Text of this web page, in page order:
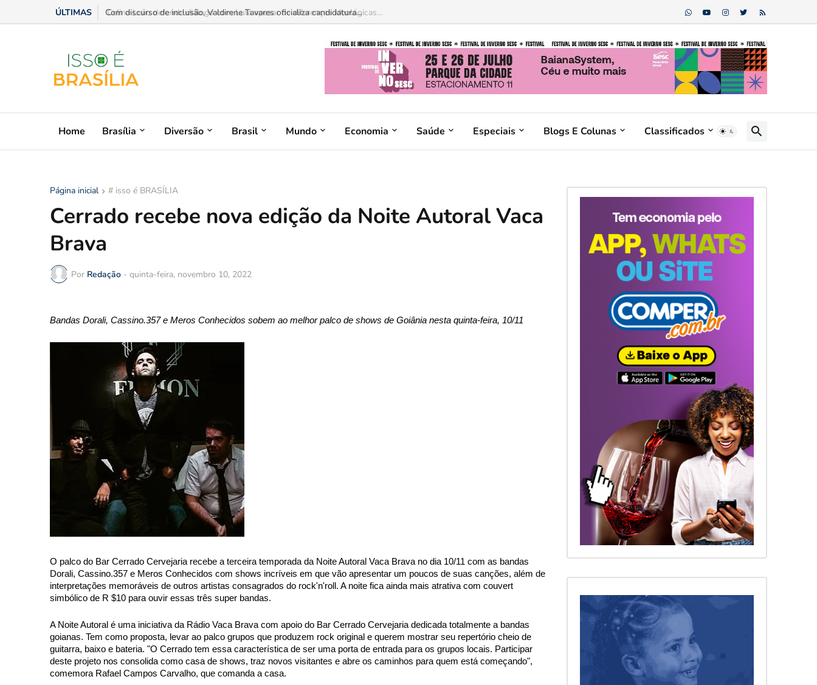
ÚLTIMAS Celina Leão defende diálogo com Lula apesar de diferenças ideológicas...
Home Brasília Diversão Brasil Mundo Economia Saúde Especiais Blogs E Colunas Classificados
Página inicial # isso é BRASÍLIA
Cerrado recebe nova edição da Noite Autoral Vaca
Brava
Por Redação - quinta-feira, novembro 10, 2022
Bandas Dorali, Cassino.357 e Meros Conhecidos sobem ao melhor palco de shows de Goiânia nesta quinta-feira, 10/11
O palco do Bar Cerrado Cervejaria recebe a terceira temporada da Noite Autoral Vaca Brava no dia 10/11 com as bandas
Dorali, Cassino.357 e Meros Conhecidos com shows incríveis em que vão apresentar um poucos de suas canções, além de
interpretações memoráveis de outros artistas consagrados do rock'n'roll. A noite fica ainda mais atrativa com couvert
simbólico de R $10 para ouvir essas três super bandas.
A Noite Autoral é uma iniciativa da Rádio Vaca Brava com apoio do Bar Cerrado Cervejaria dedicada totalmente a bandas
goianas. Tem como proposta, levar ao palco grupos que produzem rock original e querem mostrar seu repertório cheio de
guitarra, baixo e bateria. "O Cerrado tem essa característica de ser uma porta de entrada para os grupos locais. Participar
deste projeto nos consolida como casa de shows, traz novos visitantes e abre os caminhos para quem está começando",
comemora Rafael Campos Carvalho, que comanda a casa.